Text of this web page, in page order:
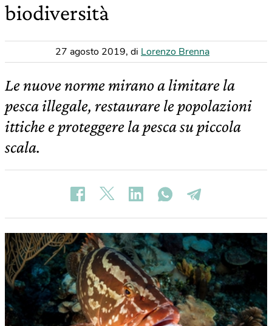
biodiversità
27 agosto 2019, di Lorenzo Brenna
Le nuove norme mirano a limitare la
pesca illegale, restaurare le popolazioni
ittiche e proteggere la pesca su piccola
scala.